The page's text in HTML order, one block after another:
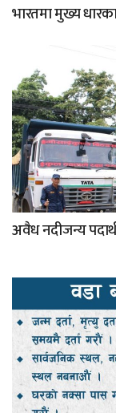
भारतमा मुख्य
अवैध नदीजन्य